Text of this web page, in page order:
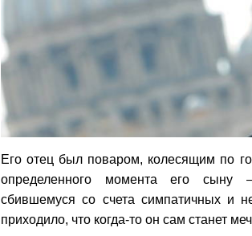
Его отец был поваром, колесящим по
определенного момента его сыну
сбившемуся со счета симпатичных и
приходило, что когда-то он сам станет